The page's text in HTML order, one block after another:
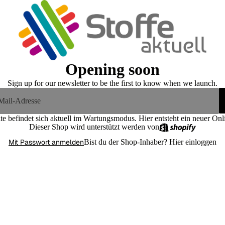
Opening soon
Sign up for our newsletter to be the first to know when we launch.
befindet sich aktuell im Wartungsmodus. Hier entsteht ein neuer
Dieser Shop wird unterstützt werden von
Mit Passwort anmeldenBist du der Shop-Inhaber? Hier einloggen